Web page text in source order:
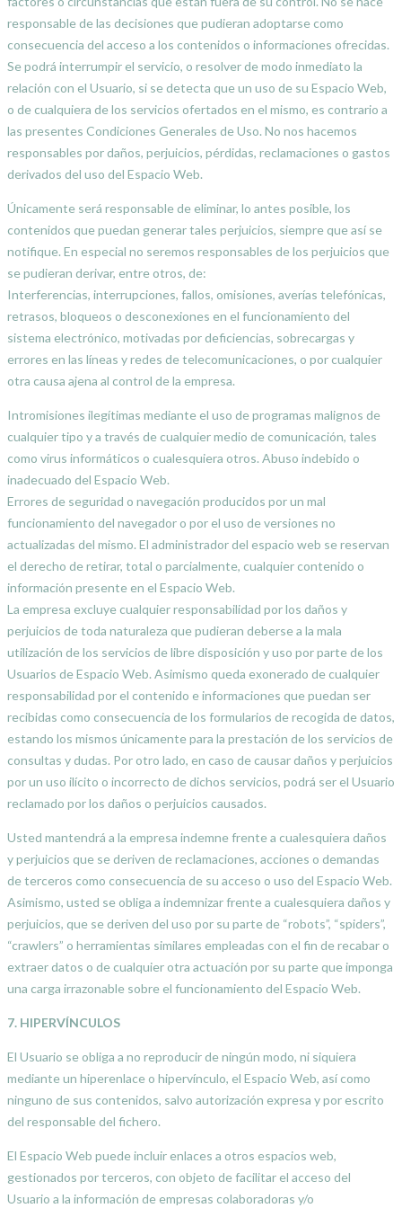
responsable de las decisiones que pudieran adoptarse como
consecuencia del acceso a los contenidos o informaciones ofrecidas.
Se podrá interrumpir el servicio, o resolver de modo inmediato la
relación con el Usuario, si se detecta que un uso de su Espacio Web,
o de cualquiera de los servicios ofertados en el mismo, es contrario a
las presentes Condiciones Generales de Uso. No nos hacemos
responsables por daños, perjuicios, pérdidas, reclamaciones o gastos
derivados del uso del Espacio Web.
Únicamente será responsable de eliminar, lo antes posible, los
contenidos que puedan generar tales perjuicios, siempre que así se
notifique. En especial no seremos responsables de los perjuicios que
se pudieran derivar, entre otros, de:
Interferencias, interrupciones, fallos, omisiones, averías telefónicas,
retrasos, bloqueos o desconexiones en el funcionamiento del
sistema electrónico, motivadas por deficiencias, sobrecargas y
errores en las líneas y redes de telecomunicaciones, o por cualquier
otra causa ajena al control de la empresa.
Intromisiones ilegítimas mediante el uso de programas malignos de
cualquier tipo y a través de cualquier medio de comunicación, tales
como virus informáticos o cualesquiera otros. Abuso indebido o
inadecuado del Espacio Web.
Errores de seguridad o navegación producidos por un mal
funcionamiento del navegador o por el uso de versiones no
actualizadas del mismo. El administrador del espacio web se reservan
el derecho de retirar, total o parcialmente, cualquier contenido o
información presente en el Espacio Web.
La empresa excluye cualquier responsabilidad por los daños y
perjuicios de toda naturaleza que pudieran deberse a la mala
utilización de los servicios de libre disposición y uso por parte de los
Usuarios de Espacio Web. Asimismo queda exonerado de cualquier
responsabilidad por el contenido e informaciones que puedan ser
recibidas como consecuencia de los formularios de recogida de datos,
estando los mismos únicamente para la prestación de los servicios de
consultas y dudas. Por otro lado, en caso de causar daños y perjuicios
por un uso ilícito o incorrecto de dichos servicios, podrá ser el Usuario
reclamado por los daños o perjuicios causados.
Usted mantendrá a la empresa indemne frente a cualesquiera daños
y perjuicios que se deriven de reclamaciones, acciones o demandas
de terceros como consecuencia de su acceso o uso del Espacio Web.
Asimismo, usted se obliga a indemnizar frente a cualesquiera daños y
perjuicios, que se deriven del uso por su parte de “robots”, “spiders”,
“crawlers” o herramientas similares empleadas con el fin de recabar o
extraer datos o de cualquier otra actuación por su parte que imponga
una carga irrazonable sobre el funcionamiento del Espacio Web.
7. HIPERVÍNCULOS
El Usuario se obliga a no reproducir de ningún modo, ni siquiera
mediante un hiperenlace o hipervínculo, el Espacio Web, así como
ninguno de sus contenidos, salvo autorización expresa y por escrito
del responsable del fichero.
El Espacio Web puede incluir enlaces a otros espacios web,
gestionados por terceros, con objeto de facilitar el acceso del
Usuario a la información de empresas colaboradoras y/o